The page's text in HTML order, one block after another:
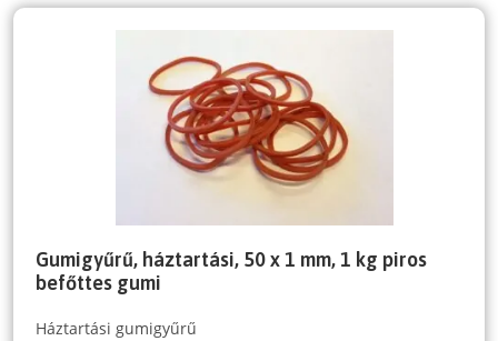
Gumigyűrű, háztartási, 50 x 1 mm, 1 kg piros
befőttes gumi
Háztartási gumigyűrű